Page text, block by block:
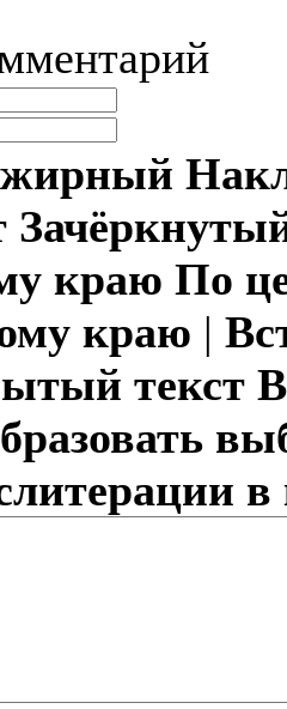
краю По
краю |
текст